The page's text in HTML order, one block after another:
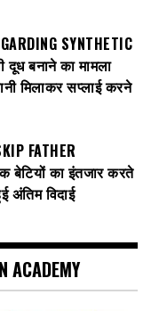
SYNTHETIC
बनाने का मामला
मिलाकर सप्लाई करने
FATHER
बेटियों का इंतजार करते
अंतिम विदाई
ACADEMY